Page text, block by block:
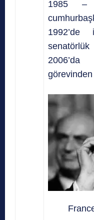
1985 –